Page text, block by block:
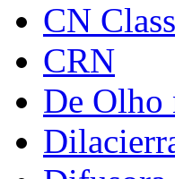
CN
CRN
De Olho